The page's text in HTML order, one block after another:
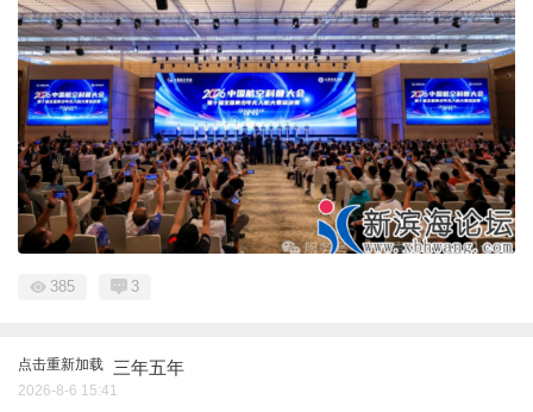
385 3
点击重新加载 三年五年
2026-8-6 15:41